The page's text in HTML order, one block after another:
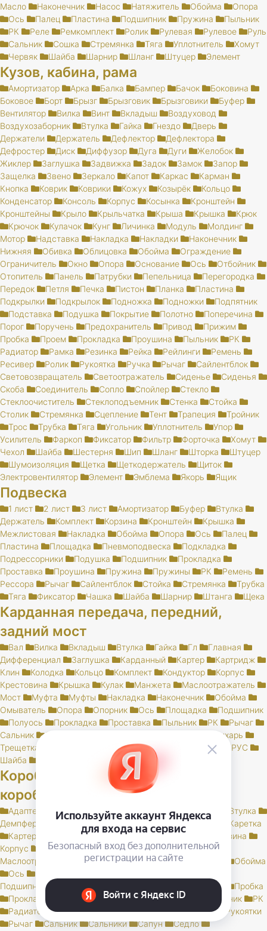
Масло
Наконечник Насос Натяжитель Обойма
Опора
Ось
Палец Пластина Подшипник Пружина
Пыльник
РК
Реле Ремкомплект Ролик Рулевая Рулевое
Руль
Сальник
Сошка Стремянка Тяга Уплотнитель
Хомут
Червяк
Шайба Шарнир Шланг Штуцер Элемент
Кузов, кабина, рама
Амортизатор Арка Балка Бампер Бачок
Боковина
Боковое
Борт Брызг Брызговик Брызговики
Буфер
Вентилятор
Вилка Винт Вкладыш
Воздуховод
Воздухозаборник
Втулка Гайка Гнездо
Дверь
Держатели
Держатель Дефлектор
Дефлектора
Дефростер
Диск Диффузор Дуга Дуги
Желобок
Жиклер
Заглушка Задвижка Задок Замок
Запор
Защелка
Звено Зеркало Капот Каркас
Карман
Кнопка
Коврик Коврики Кожух Козырёк
Кольцо
Конденсатор
Консоль Корпус Косынка
Кронштейн
Кронштейны
Крыло Крыльчатка Крыша Крышка
Крюк
Крючок
Кулачок Кунг Личинка Модуль
Молдинг
Мотор
Надставка Накладка Накладки
Наконечник
Нижняя
Обивка Облицовка Обойма
Ограждение
Ограничитель
Окно Опора Основание Ось
Отбойник
Отопитель
Панель Патрубки Пепельница
Перегородка
Передок
Петля Печка Пистон Планка
Пластина
Подкрылки
Подкрылок Подножка Подножки
Подпятник
Подставка
Подушка Покрытие Полотно
Поперечина
Порог
Поручень Предохранитель Привод
Прижим
Пробка
Проем Прокладка Проушина Пыльник
РК
Радиатор
Рамка Резинка Рейка Рейлинги
Ремень
Ресивер
Ролик Рукоятка Ручка Рычаг
Сайлентблок
Световозвращатель
Светоотражатель Сиденье
Сиденья
Скоба
Соединитель Сопло Спойлер
Стекло
Стеклоочиститель
Стеклоподъемник Стенка
Стойка
Столик
Стремянка Сцепление Тент Трапеция
Тройник
Трос
Трубка Тяга Угольник Уплотнитель
Упор
Усилитель
Фаркоп Фиксатор Фильтр Форточка
Хомут
Чехол
Шайба Шестерня Шип Шланг Шторка
Штуцер
Шумоизоляция
Щетка Щеткодержатель
Щиток
Электровентилятор
Элемент Эмблема Якорь Ящик
Подвеска
1 лист 2 лист 3 лист Амортизатор Буфер
Втулка
Держатель
Комплект Корзина Кронштейн
Крышка
Межлистовая
Накладка Обойма Опора Ось
Палец
Пластина
Площадка Пневмоподвеска
Подкладка
Подрессорники
Подушка Подшипник
Прокладка
Проставка
Проушина Пружина Пружины РК
Ремень
Рессора
Рычаг Сайлентблок Стойка Стремянка
Трубка
Тяга
Фиксатор Чашка Шайба Шарнир Штанга Щека
Карданная передача, передний,
задний мост
Вал Вилка Вкладыш Втулка Гайка Гл
Главная
Дифференциал
Заглушка Карданный Картер
Картридж
Клин
Колодка Кольцо Комплект Кондуктор
Корпус
Крестовина
Крышка Кулак Манжета
Маслоотражатель
Мост
Муфта Муфты Накладка Наконечник
Обойма
Омыватель
Опора Опорник Ось Площадка
Подшипник
Полуось
Прокладка Проставка Пыльник РК
Рычаг
Сальник
Сапун
Сухарь
Трещетка
Фланец Хомут Цапфа
ШРУС
Шайба
Шестерня Шкворень
Коробка передач и раздаточная
коробка
Адаптер Блок Блокиратор Вал
Втулка
Демпфер
Заклепка КПП Карданный
Каретка
Картер
Колпачок Кольцо Комплект
Корзина
Корпус
Кронштейн Крышка Кулиса
Масло
Маслоотражатель
Муфта Наконечник Облицовка
Обойма
Ось
Подшипник
Полукольцо Привод
Пробка
Прокладка
Промеж Проставка Пружина Пыльник
РК
Радиатор
Раздатка Ролики Ротор Рукоятка
Рукоятки
Рычаг
Сальник Сальники Сапун
Седло